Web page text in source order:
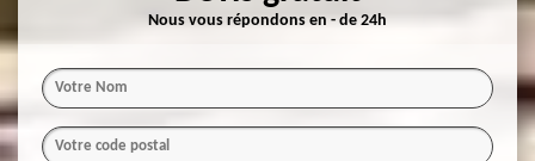
Nous vous répondons en - de 24h